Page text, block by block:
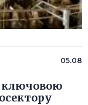
05.08
ключовою